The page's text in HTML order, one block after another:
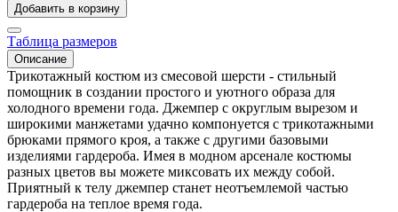
Добавить в корзину
Таблица размеров
Описание
Трикотажный костюм из смесовой шерсти - стильный
помощник в создании простого и уютного образа для
холодного времени года. Джемпер с округлым вырезом и
широкими манжетами удачно компонуется с трикотажными
брюками прямого кроя, а также с другими базовыми
изделиями гардероба. Имея в модном арсенале костюмы
разных цветов вы можете миксовать их между собой.
Приятный к телу джемпер станет неотъемлемой частью
гардероба на теплое время года.